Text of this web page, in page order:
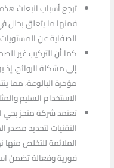
ترجع أسباب انبعاث
فمنها ما يتعلق بخلل
الصفاية عن المستويات
كما أن التركيب غير
إلى مشكلة الروائح،
مؤخرة البالوعة، مما
الاستخدام السليم
تعتمد شركة منجز
التقنيات لتحديد مصدر
الملائمة للتخلص منها
فورية وفعالة تضمن